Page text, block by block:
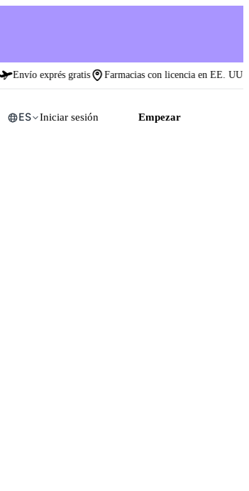
Envío exprés gratis Farmacias con licencia en EE. UU.
ES Iniciar sesión Empezar